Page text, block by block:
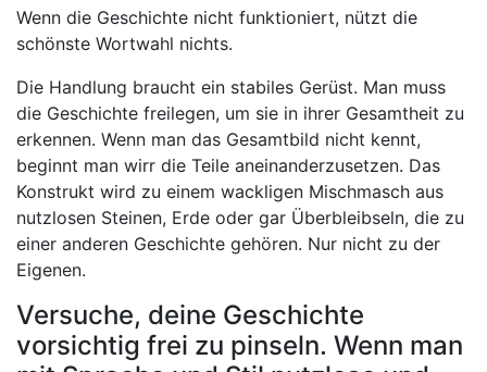
Wenn die Geschichte nicht funktioniert, nützt die
schönste Wortwahl nichts.
Die Handlung braucht ein stabiles Gerüst. Man muss
die Geschichte freilegen, um sie in ihrer Gesamtheit zu
erkennen. Wenn man das Gesamtbild nicht kennt,
beginnt man wirr die Teile aneinanderzusetzen. Das
Konstrukt wird zu einem wackligen Mischmasch aus
nutzlosen Steinen, Erde oder gar Überbleibseln, die zu
einer anderen Geschichte gehören. Nur nicht zu der
Eigenen.
Versuche, deine Geschichte
vorsichtig frei zu pinseln. Wenn man